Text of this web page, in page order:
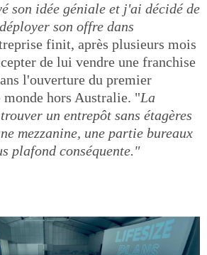
son idée géniale et j'ai décidé de
son offre dans
finit, après plusieurs mois
de lui vendre une franchise
l'ouverture du premier
monde hors Australie. "La
un entrepôt sans étagères
mezzanine, une partie bureaux
plafond conséquente."